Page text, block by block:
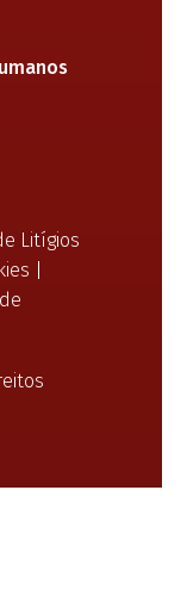
Litígios